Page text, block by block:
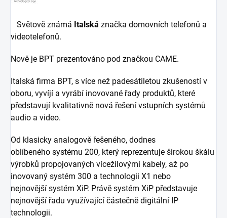
Světově známá Italská značka domovních telefonů a
videotelefonů.
Nově je BPT prezentováno pod značkou CAME.
Italská firma BPT, s více než padesátiletou zkušeností v
oboru, vyvíjí a vyrábí inovované řady produktů, které
představují kvalitativně nová řešení vstupních systémů
audio a video.
Od klasicky analogově řešeného, dodnes
oblíbeného systému 200, který reprezentuje širokou škálu
výrobků propojovaných vícežilovými kabely, až po
inovovaný systém 300 a technologii X1 nebo
nejnovější systém XiP. Právě systém XiP představuje
nejnovější řadu využívající částečně digitální IP
technologii.